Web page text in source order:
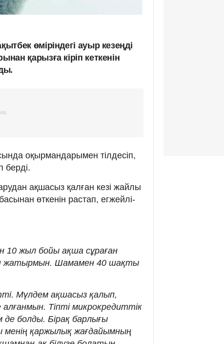
өміріндегі ауыр кезеңді
қарызға кіріп кеткенін
оқырмандарымен тілдесіп,
берді.
ақшасыз қалған кезі жайлы
өткенін растап, егжейлі-
10 жыл бойы ақша сұраған
жатырмын. Шамамен 40 шақты
Мүлдем ақшасыз қалып,
Тіпті микрокредиттік
де болды. Бірақ барлығы
менің қаржылық жағдайымның